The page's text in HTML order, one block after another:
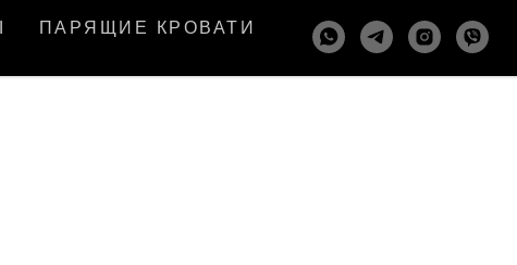
ПАРЯЩИЕ КРОВАТИ